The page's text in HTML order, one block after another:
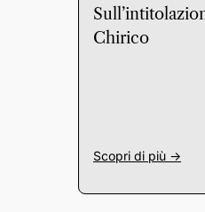
Chirico
Scopri di più ->